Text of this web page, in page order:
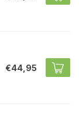
€44,95